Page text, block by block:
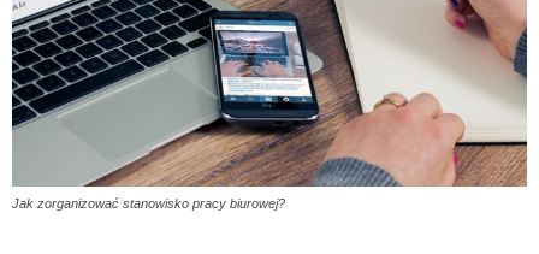
Jak zorganizować stanowisko pracy biurowej?